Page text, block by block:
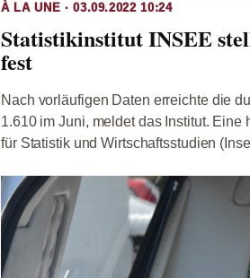
À LA UNE · 03.09.2022 10:24
Statistikinstitut INSEE
fest
Nach vorläufigen Daten erreichte die
1.610 im Juni, meldet das Institut.
für Statistik und Wirtschaftsstudien